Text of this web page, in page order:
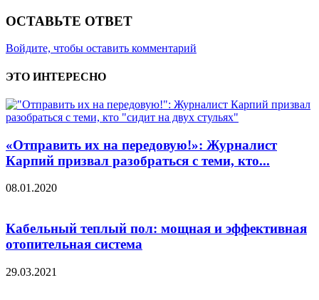
ОСТАВЬТЕ ОТВЕТ
Войдите, чтобы оставить комментарий
ЭТО ИНТЕРЕСНО
«Отправить их на передовую!»: Журналист
Карпий призвал разобраться с теми, кто...
08.01.2020
Кабельный теплый пол: мощная и эффективная
отопительная система
29.03.2021